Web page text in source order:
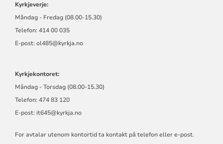
Kyrkjeverje:
Måndag - Fredag (08.00-15.30)
Telefon: 414 00 035
E-post: ol485@kyrkja.no
Kyrkjekontoret:
Måndag - Torsdag (08.00-15.30)
Telefon: 474 83 120
E-post: it645@kyrkja.no
For avtalar utenom kontortid ta kontakt på telefon eller e-post.